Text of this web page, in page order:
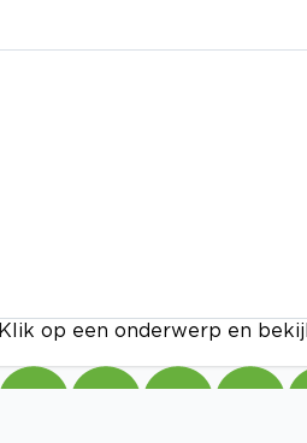
Klik op een onderwerp en